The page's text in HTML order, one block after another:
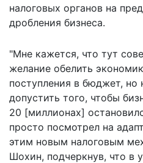
налоговых органов на
дробления бизнеса.
"Мне кажется, что тут
желание обелить
поступления в бюджет,
допустить того, чтобы
20 [миллионах]
просто посмотрел на
этим новым налоговым
Шохин, подчеркнув, что в